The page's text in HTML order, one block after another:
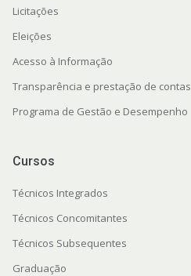
Licitações
Eleições
Acesso à Informação
Transparência e prestação de contas
Programa de Gestão e Desempenho
Cursos
Técnicos Integrados
Técnicos Concomitantes
Técnicos Subsequentes
Graduação